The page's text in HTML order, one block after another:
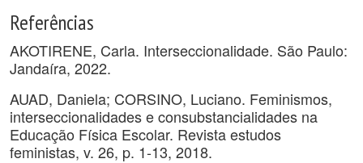
Referências
AKOTIRENE, Carla. Interseccionalidade. São Paulo:
Jandaíra, 2022.
AUAD, Daniela; CORSINO, Luciano. Feminismos,
interseccionalidades e consubstancialidades na
Educação Física Escolar. Revista estudos
feministas, v. 26, p. 1-13, 2018.